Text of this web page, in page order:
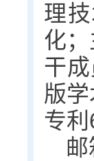
理
化
干
版
专利